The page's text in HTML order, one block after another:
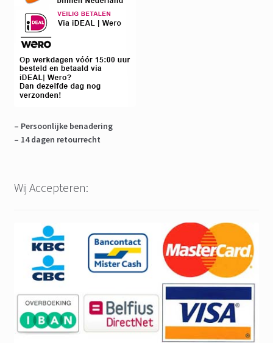
– Persoonlijke benadering
– 14 dagen retourrecht
Wij Accepteren: